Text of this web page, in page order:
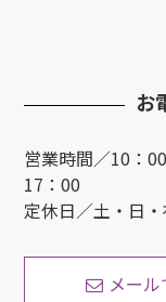
お
営業時間／10：
17：00
定休日／土・日
メー